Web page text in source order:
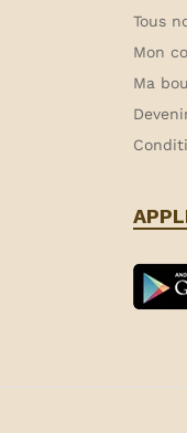
Tous
Mon
Ma